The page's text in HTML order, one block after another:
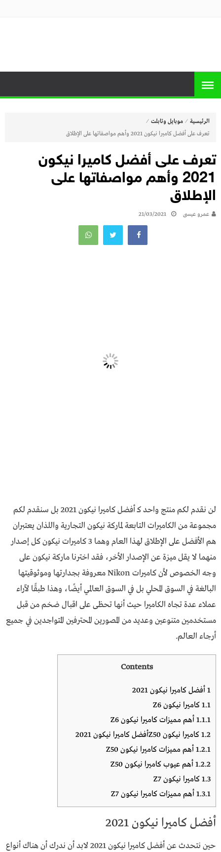
هوم
الرئيسية ⁄ موبايل وتابلت ⁄
تعرف على أفضل كاميرا نيكون 2021 وأهم مواصفاتها على الإطلاق
تعرف على أفضل كاميرا نيكون
2021 وأهم مواصفاتها على
الإطلاق
عمرو عيسى 21/03/2021
لن نقدم لكم منتج واحد كـ أفضل كاميرا نيكون 2021 بل سنقدم لكم
مجموعة من الكاميرات التابعة لماركة نيكون التجارية واللذان يعتبران
هم الأفضل على الإطلاق لهذا العام وهما 3 كاميرات نيكون كل إصدار
منهما لا يقل ميزة عن الإصدار الأخر، فقد اخترنا ماركة نيكون على
وجه الخصوص لأن كاميرات Nikon معروفة بجدارتها وموثوقيتها
البالغة في السوق المحلي بل في السوق العالمي أيضًا، وهذا طبقًا لآراء
عملاء عدة تجاه الكاميرا حيث أنها تحظى على اقبال ضخم من قبل
مستخدمين متنوعين وعديد من المصورين المحترفين المتواجدين في جميع
أرجاء العالم.
Contents
1 أفضل كاميرا نيكون 2021
1.1كاميرا نيكون Z6
1.1.1 أهم مميزات كاميرا نيكون Z6
1.2كاميرا نيكون Z50أفضل كاميرا نيكون 2021
1.2.1 أهم مميزات كاميرا نيكون Z50
1.2.2 أهم عيوب كاميرا نيكون Z50
1.3كاميرا نيكون Z7
1.3.1 أهم مميزات كاميرا نيكون Z7
أفضل كاميرا نيكون 2021
حين نتحدث عن أفضل كاميرا نيكون 2021 لابد أن ندرك أن هناك أنواع